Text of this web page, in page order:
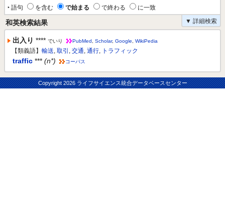
‣ 語句 を含む で始まる で終わる
に一致
▼ 詳細検索
和英検索結果
出入り **** でいり PubMed Scholar, Google WikiPedia
【類義語】 輸送, 取引 , 交通, 通行, トラフィック
traffic *** (n*) コーパス
Copyright2026 ライフサイエンス統合データベースセンター